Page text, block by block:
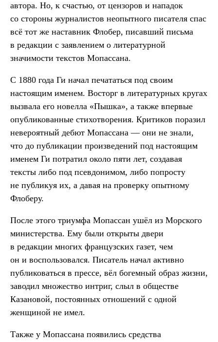
автора. Но, к счастью, от цензоров и нападок
со стороны журналистов неопытного писателя спас
всё тот же наставник Флобер, писавший письма
в редакции с заявлением о литературной
значимости текстов Мопассана.
С 1880 года Ги начал печататься под своим
настоящим именем. Восторг в литературных кругах
вызвала его новелла «Пышка», а также впервые
опубликованные стихотворения. Критиков поразил
невероятный дебют Мопассана — они не знали,
что до публикации произведений под настоящим
именем Ги потратил около пяти лет, создавая
тексты либо под псевдонимом, либо попросту
не публикуя их, а давая на проверку опытному
Флоберу.
После этого триумфа Мопассан ушёл из Морского
министерства. Ему были открыты двери
в редакции многих французских газет, чем
он и воспользовался. Писатель начал активно
публиковаться в прессе, вёл богемный образ жизни,
заводил множество интриг, слыл в обществе
Казановой, постоянных отношений с одной
женщиной не имел.
Также у Мопассана появились средства